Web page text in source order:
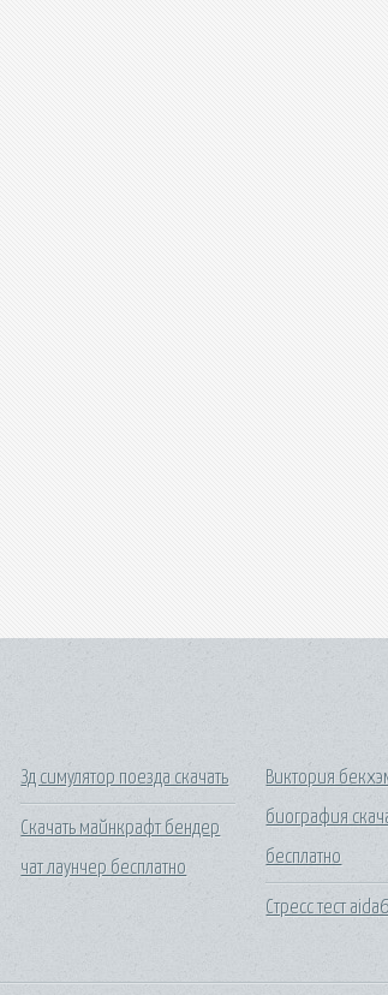
Зд симулятор поезда скачать
Скачать майнкрафт бендер
чат лаунчер бесплатно
Виктория
биография
бесплатно
Стресс тест